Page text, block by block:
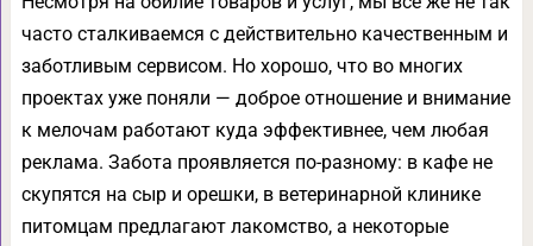
часто сталкиваемся с действительно качественным и
заботливым сервисом. Но хорошо, что во многих
проектах уже поняли — доброе отношение и внимание
к мелочам работают куда эффективнее, чем любая
реклама. Забота проявляется по-разному: в кафе не
скупятся на сыр и орешки, в ветеринарной клинике
питомцам предлагают лакомство, а некоторые